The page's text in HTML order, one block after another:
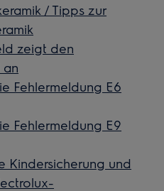
/ Tipps zur
zeigt den
an
Fehlermeldung E6
Fehlermeldung E9
Kindersicherung und